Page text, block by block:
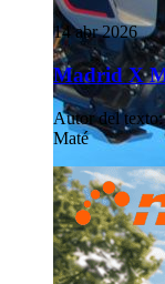
14 abr 2026
Madrid X
Autor del texto:
Maté